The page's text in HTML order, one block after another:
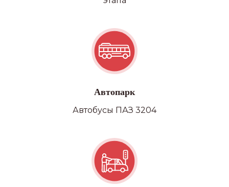
Автопарк
Автобусы ПАЗ 3204